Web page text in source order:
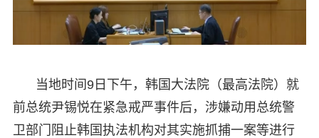
当地时间9日下午，韩国大法院（最高法院）就
前总统尹锡悦在紧急戒严事件后，涉嫌动用总统警
卫部门阻止韩国执法机构对其实施抓捕一案等进行